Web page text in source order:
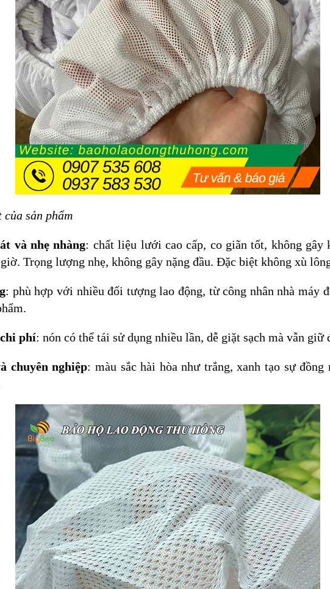
sản phẩm
và nhẹ nhàng: chất liệu lưới cao cấp, co giãn tốt, không gây
Trọng lượng nhẹ, không gây nặng đầu. Đặc biệt không xù
: phù hợp với nhiều đối tượng lao động, từ công nhân nhà máy
phí: nón có thể tái sử dụng nhiều lần, dễ giặt sạch mà vẫn giữ
chuyên nghiệp: màu sắc hài hòa như trắng, xanh tạo sự đồng